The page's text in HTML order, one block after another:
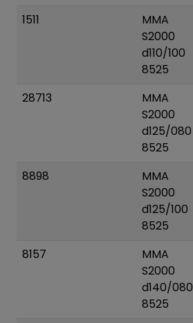
1511
MMA
S2000
d110/100
8525
28713
MMA
S2000
d125/080
8525
8898
MMA
S2000
d125/100
8525
8157
MMA
S2000
d140/080
8525